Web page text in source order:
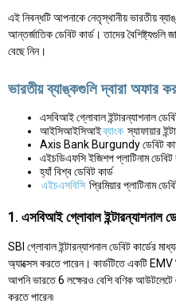
এই নিবন্ধটি আপনাকে নেতৃস্থানীয় ভারতীয়
আন্তর্জাতিক ডেবিট কার্ড। তাদের
বেছে নিন।
ভারতীয় ব্যাঙ্কগুলি দ্বারা অফার
এসবিআই গ্লোবাল ইন্টারন্যাশনাল
আইসিআইসিআইব্যাংক স্যাফায়ার
Axis Bank Burgundy ডেবিট
এইচডিএফসি ইজিশপ প্লাটিনাম ডেবিট
হ্যাঁ বিশ্ব ডেবিট কার্ড
এইচএসবিসি প্রিমিয়ার প্লাটিনাম
1. এসবিআই গ্লোবাল ইন্টারন্যাশনাল
SBI গ্লোবাল ইন্টারন্যাশনাল ডেবিট কার্ডের
অ্যাক্সেস করতে পারেন। কার্ডটিতে একটি
আপনি ভারতে 6 লক্ষেরও বেশি বণিক আউটলেটে
করতে পারেন৷